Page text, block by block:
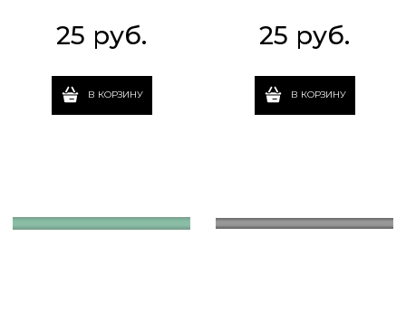
25 руб.
В КОРЗИНУ
25 руб.
В КОРЗИНУ